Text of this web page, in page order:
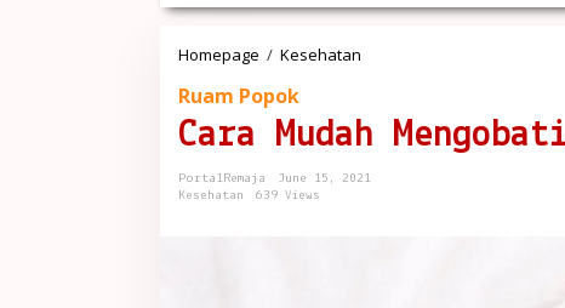
Homepage / Kesehatan
Ruam
Popok
Ruam Popok
Cara Mudah
PortalRemaja
June 15, 2021
Kesehatan
639 Views